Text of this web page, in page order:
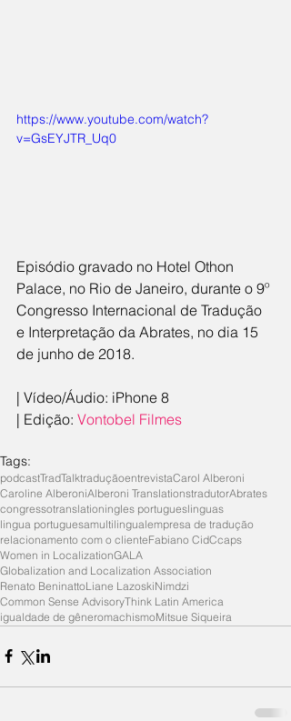
https://www.youtube.com/watch?
v=GsEYJTR_Uq0
Episódio gravado no Hotel Othon
Palace, no Rio de Janeiro, durante o 9º
Congresso Internacional de Tradução
e Interpretação da Abrates, no dia 15
de junho de 2018.
| Vídeo/Áudio: iPhone 8
| Edição: Vontobel Filmes
Tags:
podcastTradTalktraduçãoentrevistaCarol Alberoni
Caroline AlberoniAlberoni TranslationstradutorAbrates
congressotranslationingles portugueslinguas
lingua portuguesamultilingualempresa de tradução
relacionamento com o clienteFabiano CidCcaps
Women in LocalizationGALA
Globalization and Localization Association
Renato BeninattoLiane LazoskiNimdzi
Common Sense AdvisoryThink Latin America
igualdade de gêneromachismoMitsue Siqueira